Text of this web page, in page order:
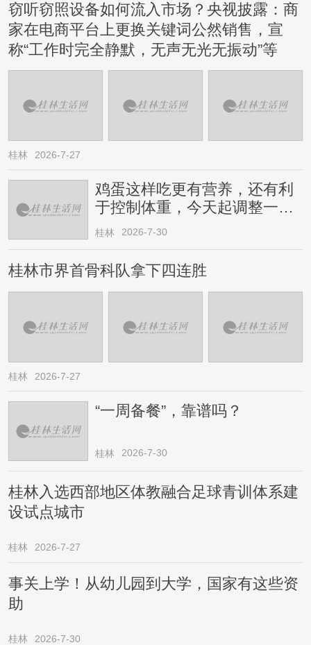
窃听窃照设备如何流入市场？央视披露：商
家在电商平台上更换关键词公然销售，宣
称“工作时完全静默，无声无光无振动”等
桂林 2026-7-27
鸡蛋这样吃更有营养，还有利
于控制体重，今天起调整一下
→
桂林 2026-7-30
桂林市界首骨科队拿下四连胜
桂林 2026-7-27
“一周备餐”，靠谱吗？
桂林 2026-7-30
桂林入选西部地区体教融合足球青训体系建
设试点城市
桂林 2026-7-27
事关上学！从幼儿园到大学，国家有这些资
助
桂林 2026-7-30